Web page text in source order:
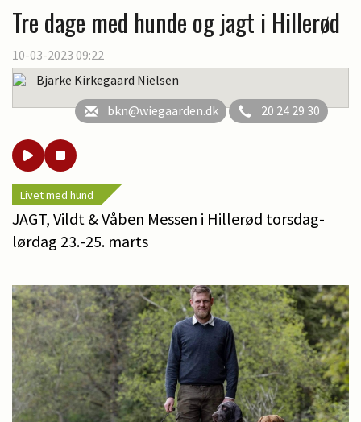
Tre dage med hunde og jagt i Hillerød
10-03-2023 09:22
Bjarke Kirkegaard Nielsen
bkn@wiegaarden.dk
20 24 29 30
Livet med hund
JAGT, Vildt & Våben Messen i Hillerød torsdag-
lørdag 23.-25. marts